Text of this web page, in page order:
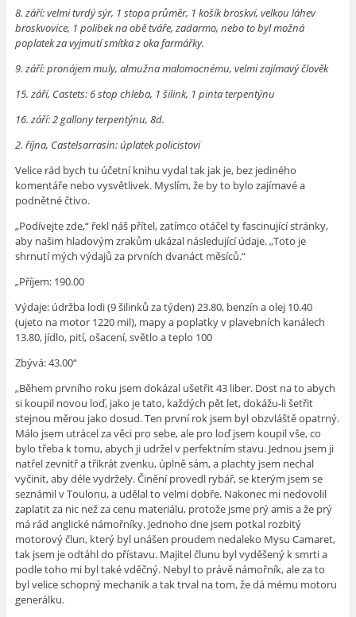
8. září: velmi tvrdý sýr, 1 stopa průměr, 1 košík broskví, velkou láhev
broskvovice, 1 polibek na obě tváře, zadarmo, nebo to byl možná
poplatek za vyjmutí smítka z oka farmářky.
9. září: pronájem muly, almužna malomocnému, velmi zajímavý člověk
15. září, Castets: 6 stop chleba, 1 šilink, 1 pinta terpentýnu
16. září: 2 gallony terpentýnu, 8d.
2. října, Castelsarrasin: úplatek policistovi
Velice rád bych tu účetní knihu vydal tak jak je, bez jediného
komentáře nebo vysvětlivek. Myslím, že by to bylo zajímavé a
podnětné čtivo.
„Podívejte zde,“ řekl náš přítel, zatímco otáčel ty fascinující stránky,
aby našim hladovým zrakům ukázal následující údaje. „Toto je
shrnutí mých výdajů za prvních dvanáct měsíců.“
„Příjem: 190.00
Výdaje: údržba lodi (9 šilinků za týden) 23.80, benzín a olej 10.40
(ujeto na motor 1220 mil), mapy a poplatky v plavebních kanálech
13.80, jídlo, pití, ošacení, světlo a teplo 100
Zbývá: 43.00“
„Během prvního roku jsem dokázal ušetřit 43 liber. Dost na to abych
si koupil novou loď, jako je tato, každých pět let, dokážu-li šetřit
stejnou měrou jako dosud. Ten první rok jsem byl obzvláště opatrný.
Málo jsem utrácel za věci pro sebe, ale pro loď jsem koupil vše, co
bylo třeba k tomu, abych ji udržel v perfektním stavu. Jednou jsem ji
natřel zevnitř a třikrát zvenku, úplně sám, a plachty jsem nechal
vyčinit, aby déle vydržely. Činění provedl rybář, se kterým jsem se
seznámil v Toulonu, a udělal to velmi dobře. Nakonec mi nedovolil
zaplatit za nic než za cenu materiálu, protože jsme prý amis a že prý
má rád anglické námořníky. Jednoho dne jsem potkal rozbitý
motorový člun, který byl unášen proudem nedaleko Mysu Camaret,
tak jsem je odtáhl do přístavu. Majitel člunu byl vyděšený k smrti a
podle toho mi byl také vděčný. Nebyl to právě námořník, ale za to
byl velice schopný mechanik a tak trval na tom, že dá mému motoru
generálku.